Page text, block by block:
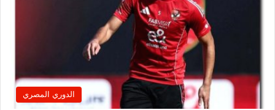
الدوري المصري